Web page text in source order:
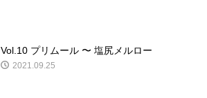
Vol.10 プリムール 〜 塩尻メルロー
2021.09.25